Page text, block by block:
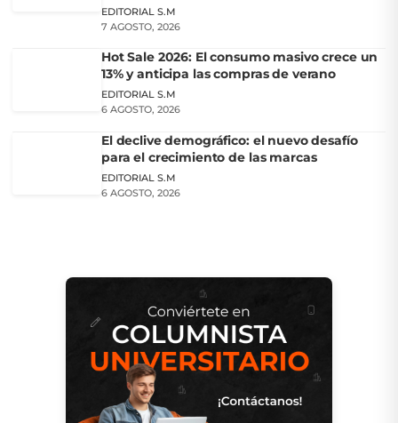
EDITORIAL S.M
7 AGOSTO, 2026
Hot Sale 2026: El consumo masivo crece un
13% y anticipa las compras de verano
EDITORIAL S.M
6 AGOSTO, 2026
El declive demográfico: el nuevo desafío
para el crecimiento de las marcas
EDITORIAL S.M
6 AGOSTO, 2026